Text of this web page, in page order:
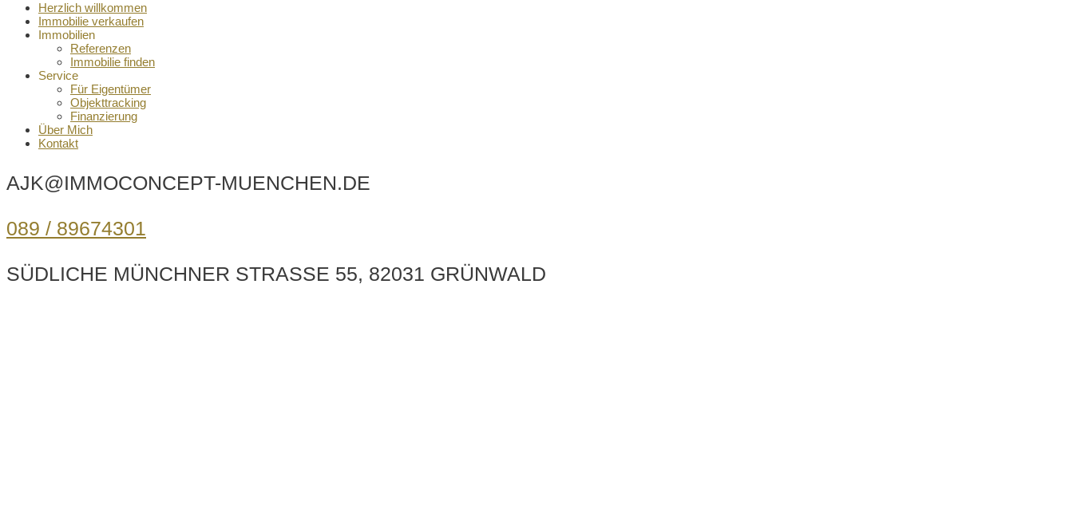
Herzlich willkommen
Immobilie verkaufen
Immobilien
Referenzen
Immobilie finden
Service
Für Eigentümer
Objekttracking
Finanzierung
Über Mich
Kontakt
AJK@IMMOCONCEPT-MUENCHEN.DE
089 / 89674301
SÜDLICHE MÜNCHNER STRASSE 55, 82031 GRÜNWALD